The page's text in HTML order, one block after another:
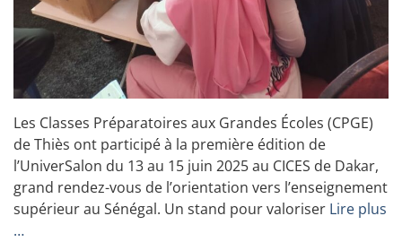
Les Classes Préparatoires aux Grandes Écoles (CPGE)
de Thiès ont participé à la première édition de
l’UniverSalon du 13 au 15 juin 2025 au CICES de Dakar,
grand rendez-vous de l’orientation vers l’enseignement
supérieur au Sénégal. Un stand pour valoriser Lire plus
…